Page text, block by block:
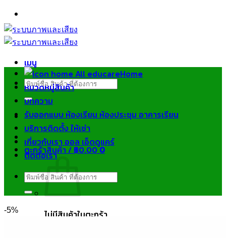
ข้าม
ไป
ยัง
เมนู
ค้นหา:
ตะกร้าสินค้า /฿0.000
ไม่มีสินค้าในตะกร้า
Home
หมวดหมู่สินค้า
บทความ
รับออกแบบ ห้องเรียน ห้องประชุม อาคารเรียน
บริการติดตั้ง ให้เช่า
เกี่ยวกับเรา ออล เอ็ดดูแคร์
ติดต่อเรา
ค้นหา:
-5%